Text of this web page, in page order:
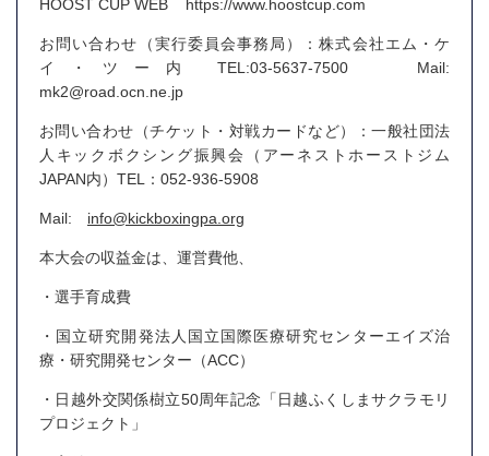
HOOST CUP WEB https://www.hoostcup.com
お問い合わせ（実行委員会事務局）：株式会社エム・ケ
イ・ツー内 TEL:03-5637-7500 Mail:
mk2@road.ocn.ne.jp
お問い合わせ（チケット・対戦カードなど）：一般社団法
人キックボクシング振興会（アーネストホーストジム
JAPAN内）TEL：052-936-5908
Mail: info@kickboxingpa.org
本大会の収益金は、運営費他、
・選手育成費
・国立研究開発法人国立国際医療研究センターエイズ治
療・研究開発センター（ACC）
・日越外交関係樹立50周年記念「日越ふくしまサクラモリ
プロジェクト」